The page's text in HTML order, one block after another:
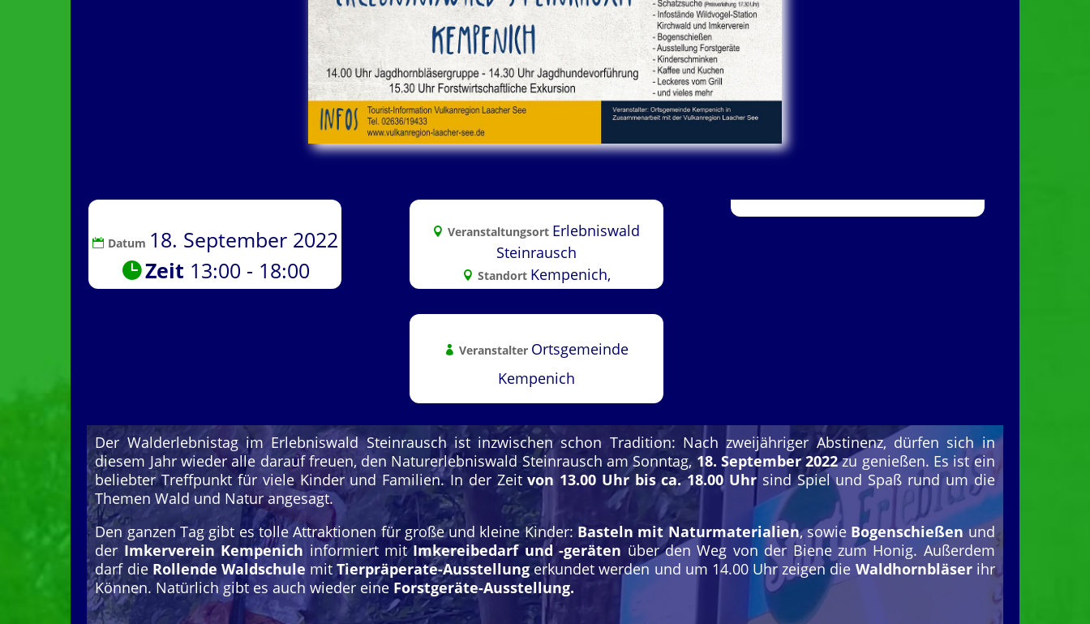
Datum 18. September 2022
Zeit 13:00 - 18:00
Veranstaltungsort Erlebniswald
Steinrausch
Standort Kempenich,
Veranstalter Ortsgemeinde
Kempenich
Der Walderlebnistag im Erlebniswald Steinrausch ist inzwischen schon Tradition: Nach zweijähriger Abstinenz, dürfen sich in
diesem Jahr wieder alle darauf freuen, den Naturerlebniswald Steinrausch am Sonntag, 18. September 2022zu genießen. Es ist ein
beliebter Treffpunkt für viele Kinder und Familien. In der Zeitvon 13.00 Uhr bis ca. 18.00 Uhr sind Spiel und Spaß rund um die
Themen Wald und Natur angesagt.
Den ganzen Tag gibt es tolle Attraktionen für große und kleine Kinder: Basteln mit Naturmaterialien, sowie Bogenschießenund
der Imkerverein Kempenich informiert mitImkereibedarf und -geräten über den Weg von der Biene zum Honig. Außerdem
darf die Rollende Waldschule mitTierpräperate-Ausstellungerkundet werden und um 14.00 Uhr zeigen die Waldhornbläserihr
Können. Natürlich gibt es auch wieder eine Forstgeräte-Ausstellung.